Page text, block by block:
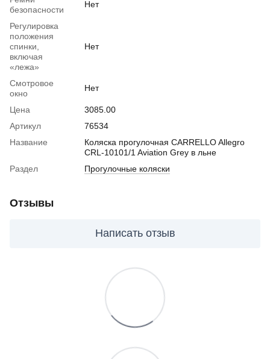
безопасности
Нет
Регулировка
положения
спинки,
включая
«лежа»
Нет
Смотровое
окно
Нет
Цена
3085.00
Артикул
76534
Название
Коляска прогулочная CARRELLO Allegro
CRL-10101/1 Aviation Grey в льне
Раздел
Прогулочные коляски
Отзывы
Написать отзыв